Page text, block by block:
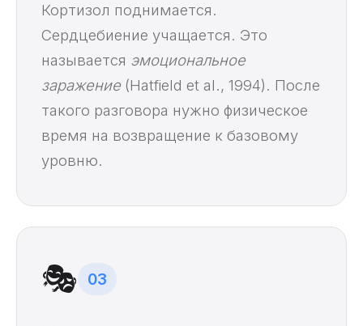
Кортизол поднимается.
Сердцебиение учащается. Это
называется эмоциональное
заражение(Hatfield et al., 1994). После
такого разговора нужно физическое
время на возвращение к базовому
уровню.
🎭 03